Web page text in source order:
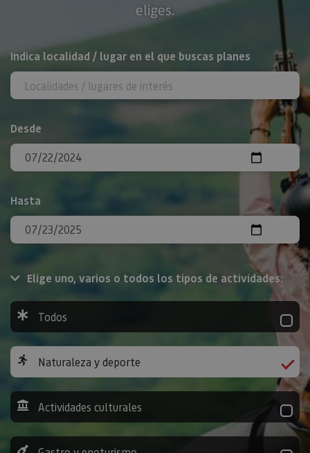
eliges.
BUSCAR
Indica localidad / lugar en el que buscas planes
Desde
Hasta
Elige uno, varios o todos los tipos de actividades:
Todos
Naturaleza y deporte
Actividades culturales